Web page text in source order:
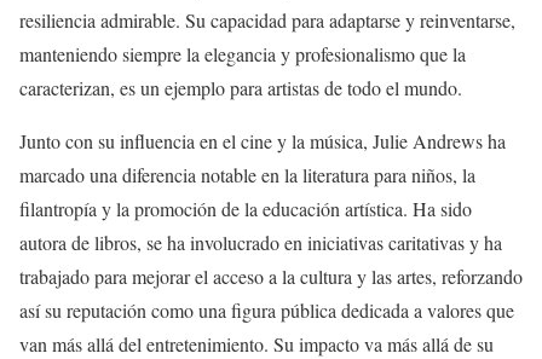
resiliencia admirable. Su capacidad para adaptarse y reinventarse,
manteniendo siempre la elegancia y profesionalismo que la
caracterizan, es un ejemplo para artistas de todo el mundo.
Junto con su influencia en el cine y la música, Julie Andrews ha
marcado una diferencia notable en la literatura para niños, la
filantropía y la promoción de la educación artística. Ha sido
autora de libros, se ha involucrado en iniciativas caritativas y ha
trabajado para mejorar el acceso a la cultura y las artes, reforzando
así su reputación como una figura pública dedicada a valores que
van más allá del entretenimiento. Su impacto va más allá de su